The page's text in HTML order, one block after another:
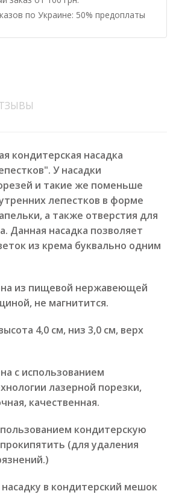
по Украине: 50% предоплаты
кондитерская насадка
У насадки
и такие же поменьше
лепестков в форме
а также отверстия для
Данная насадка позволяет
из крема буквально одним
из пищевой нержавеющей
не магнитится.
4,0 см, низ 3,0 см, верх
с использованием
лазерной порезки,
качественная.
кондитерскую
(для удаления
в кондитерский мешок